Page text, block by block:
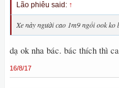
Lão phiêu said: ↑
Xe này người cao 1m9 ngồi ook ko
dạ ok nha bác. bác thích thì
16/8/17